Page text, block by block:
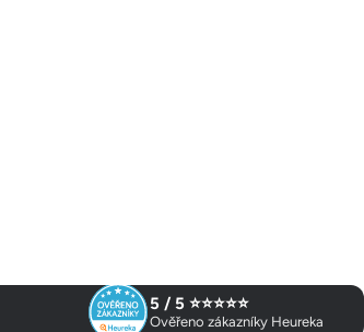
5 / 5 ⭐⭐⭐⭐⭐
Ověřeno zákazníky Heureka